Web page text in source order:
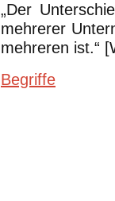
„Der
mehrerer
mehreren ist.“
Begriffe